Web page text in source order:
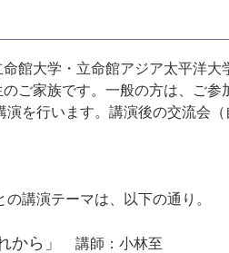
館大学・立命館アジア太平洋大
ご家族です。一般の方は、ご参
を行います。講演後の交流会
講演テーマは、以下の通り。
ら」 講師：小林至